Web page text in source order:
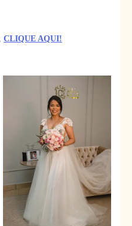
CLIQUE AQUI!